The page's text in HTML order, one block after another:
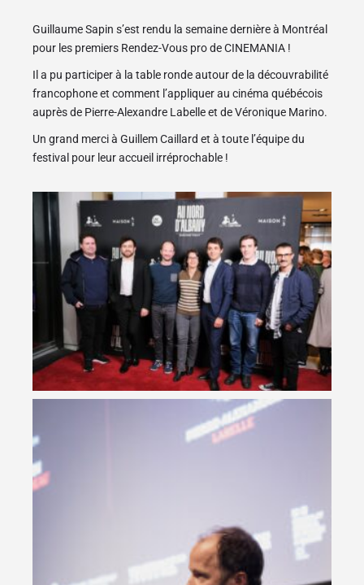
Guillaume Sapin s’est rendu la semaine dernière à Montréal
pour les premiers Rendez-Vous pro de CINEMANIA !
Il a pu participer à la table ronde autour de la découvrabilité
francophone et comment l’appliquer au cinéma québécois
auprès de Pierre-Alexandre Labelle et de Véronique Marino.
Un grand merci à Guillem Caillard et à toute l’équipe du
festival pour leur accueil irréprochable !